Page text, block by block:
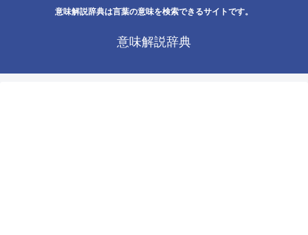
意味解説辞典は言葉の意味を検索できるサイトです。
意味解説辞典